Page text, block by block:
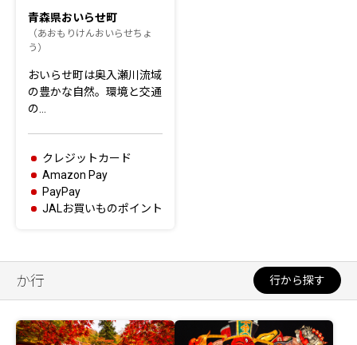
青森県おいらせ町
（あおもりけんおいらせちょ
う）
おいらせ町は奥入瀬川流域
の豊かな自然。環境と交通
の…
クレジットカード
Amazon Pay
PayPay
JALお買いものポイント
か行 行から探す